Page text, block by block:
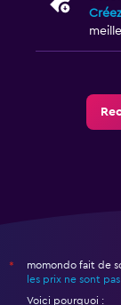
*
momondo fait de
les prix ne sont
Voici pourquoi :